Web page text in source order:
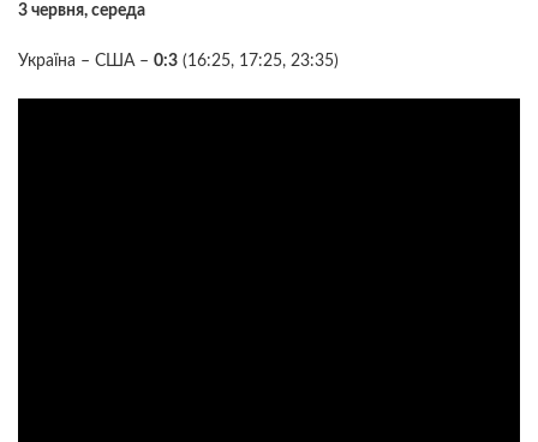
3 червня, середа
Україна – США – 0:3 (16:25, 17:25, 23:35)